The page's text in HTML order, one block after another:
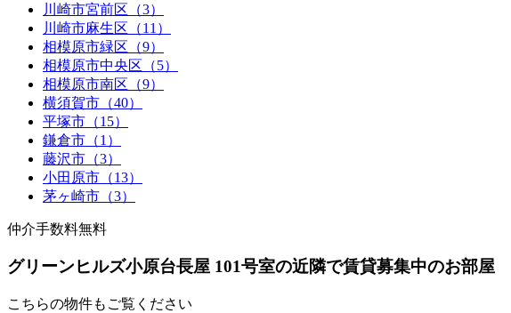
川崎市宮前区（3）
川崎市麻生区（11）
相模原市緑区（9）
相模原市中央区（5）
相模原市南区（9）
横須賀市（40）
平塚市（15）
鎌倉市（1）
藤沢市（3）
小田原市（13）
茅ヶ崎市（3）
仲介手数料無料
グリーンヒルズ小原台長屋 101号室の近隣で賃貸募集中のお部屋
こちらの物件もご覧ください